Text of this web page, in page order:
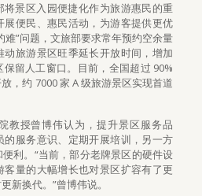
景区入园便捷化作为旅游惠民的重
便民、惠民活动，为游客提供更优
难”问题，文旅部要求常年预约空余量
旅游景区旺季延长开放时间，增加
留人工窗口。目前，全国超过 90%
，约 7000 家 A 级旅游景区实现首道
教授曾博伟认为，提升景区服务品
的服务意识、定期开展培训，另一方
利。“当前，部分老牌景区的硬件设
量的大幅增长也对景区扩容有了更
新换代。”曾博伟说。